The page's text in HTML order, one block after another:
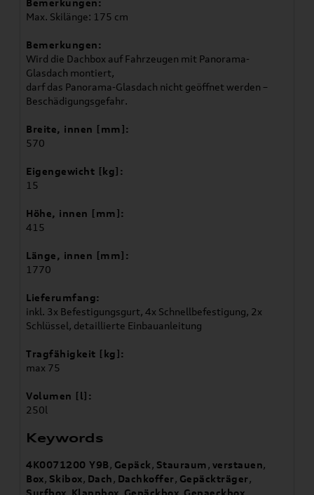
Bemerkungen:
Max. Skilänge: 175 cm
Bemerkungen:
Wird die Dachbox auf Fahrzeugen mit Panorama-
Glasdach montiert,
darf das Panorama-Glasdach nicht geöffnet werden –
Beschädigungsgefahr.
Breite, innen [mm]:
570
Eigengewicht [kg]:
15
Höhe, innen [mm]:
415
Länge, innen [mm]:
1770
Lieferumfang:
inkl. 3x Befestigungsgurt, 4x Schnellbefestigung, 2x
Schlüssel, detaillierte Einbauanleitung
Tragfähigkeit [kg]:
max 75
Volumen [l]:
250l
Keywords
4K0071200 Y9B, Gepäck, Stauraum, verstauen,
Box, Skibox, Dach, Dachkoffer, Gepäckträger,